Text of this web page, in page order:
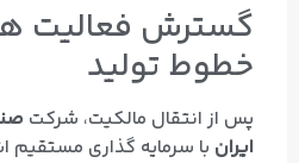
گسترش فعالیت‌
خطوط تولید
پس از انتقال مالکیت، شرکت
ایران با سرمایه‌ گذاری مستقیم